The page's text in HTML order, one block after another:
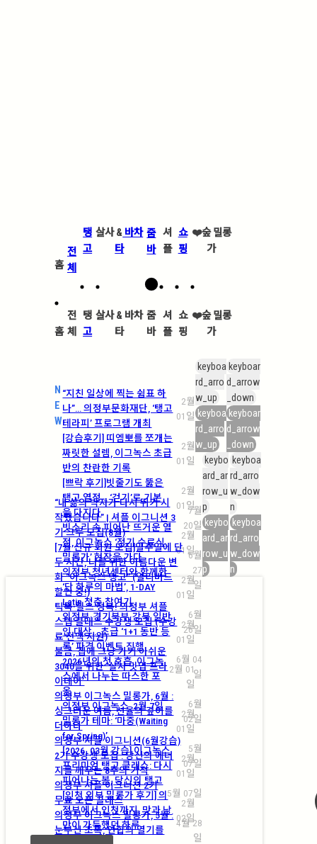
홈
홈
전
체
전
체
탱
고
탱
고
살사 & 바차
타
살사 & 바차
타
줌
바
줌
바
셔
플
셔
플
쇼
핑
쇼
핑
❤️숲 밀롱
가
❤️숲 밀롱
가
N
E
W
“지친 일상에 찍는 쉼표 하
나”… 의정부문화재단, ‘탱고
테라피’ 프로그램 개최
2월
01일
[강습후기] 띠엠뽀를 쪼개는
짜릿한 설렘, 이그녹스 초급
반의 찬란한 기록
2월
01일
[쁘락 후기]빗줄기도 뚫은
탱고 열정… ‘걷기’로 기본
을 다지다
2월
01일
빗소리 속 피어난 뜨거운 열
정, 이그녹스 ‘정기 수료식
밀롱가’ 현장을 가다
2월
01일
의정부 청년센터와 함께한
‘단 하루의 마법’, 1-DAY
Latin 청춘 참여기
2월
01일
의정부·경기북부·강북 일반
인 대상… 초급 ‘1+1 동반 등
록’ 파격 이벤트 진행
2월
01일
2026년의 첫 호흡, 이그녹
스에서 나누는 따스한 포
옹
2월 01
일
의정부 이그녹스, 2월 7일
밀롱가 테마: ‘마중(Waiting
for Spring)’
2월
01일
[2026. 03월 강습] 이그녹스
프리미엄 탱고 클래스: 다시
피어나는 봄, 당신의 탱고
2월
01일
[인천 외부 밀롱가 후기] 의
정부에서 인천까지, 맛과 낭
만이 가득했던 하루
2월
02일
keyboa
rd_arro
w_up
keyboa
rd_arro
w_up
keyboar
d_arrow
_down
keyboar
d_arrow
_down
“내 삶의 박자가 다시 뛰기 시
작했습니다” | 셔플 이그니션 3
기 크루 모집(8월)
7월
20일
[7월 신규 회원 모집]일주일에 단
두 시간, 나를 위한 아름다운 변
화 “이그녹스 탱고” (얼리버드
할인 중!)
6월
27
일
틱톡·릴스 정복! 의정부 셔플
스텝 클래스 수강생 모집 (수강
료 전액 지원)
6월
26일
불금, 집에 그냥 가기 아쉬운
3040을 위한 ‘살사 밋업 프라
이데이’
6월 04
일
의정부 이그녹스 밀롱가, 6월 :
싱그러운 여름, 선율의 깊이를
더하다
6월
02일
의정부 셔플 이그니션(6월강습)
2기 수강생 모집 : 당신의 에너
지를 깨우는 8주의 기적
5월
07일
의정부 셔플 이그니션 2기
무료 오픈 클래스
5월 07일
의정부 이그녹스 밀롱가, 5월 :
눈부신 초록, 연합의 열기를
4월 28
일
keybo
ard_ar
row_u
p
keybo
ard_ar
row_u
p
keyboa
rd_arro
w_dow
n
keyboa
rd_arro
w_dow
n